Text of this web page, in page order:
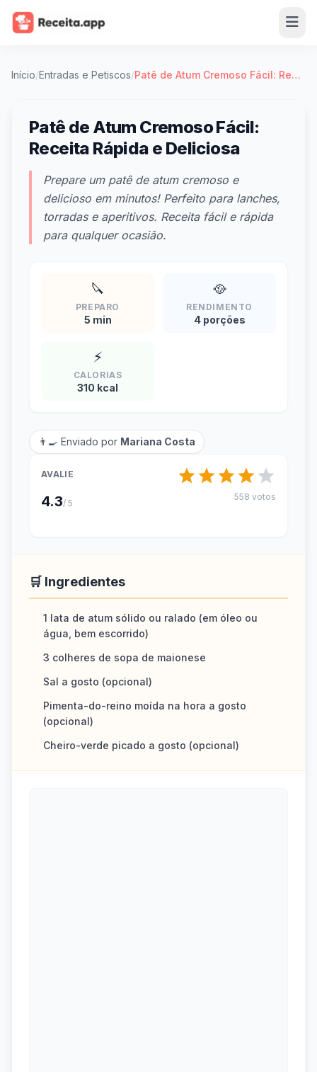
Início/Entradas e Petiscos/ Patê de Atum Cremoso Fácil: Receita Rápida e Deliciosa
Patê de Atum Cremoso Fácil:
Receita Rápida e Deliciosa
Prepare um patê de atum cremoso e
delicioso em minutos! Perfeito para lanches,
torradas e aperitivos. Receita fácil e rápida
para qualquer ocasião.
🔪
PREPARO
5 min
🥘
RENDIMENTO
4 porções
⚡
CALORIAS
310 kcal
👨‍🍳 Enviado por Mariana Costa
AVALIE
4.3/ 5
558 votos
🛒 Ingredientes
1 lata de atum sólido ou ralado (em óleo ou
água, bem escorrido)
3 colheres de sopa de maionese
Sal a gosto (opcional)
Pimenta-do-reino moída na hora a gosto
(opcional)
Cheiro-verde picado a gosto (opcional)